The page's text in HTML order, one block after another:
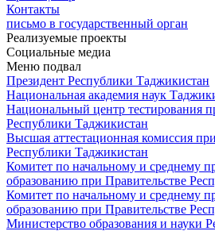
Контакты
письмо в государственный орган
Реализуемые проекты
Социальные медиа
Меню подвал
Президент Республики Таджикистан
Национальная академия наук
Национальный центр тестирования
Республики Таджикистан
Высшая аттестационная комиссия
Республики Таджикистан
Комитет по начальному и среднему
образованию при Правительстве
Комитет по начальному и среднему
образованию при Правительстве
Министерство образования и науки